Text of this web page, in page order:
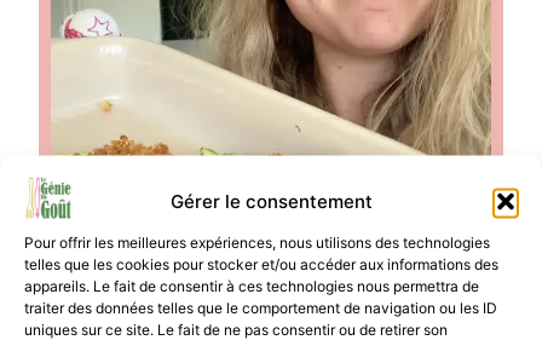
Gérer le consentement
Pour offrir les meilleures expériences, nous utilisons des technologies
telles que les cookies pour stocker et/ou accéder aux informations des
appareils. Le fait de consentir à ces technologies nous permettra de
traiter des données telles que le comportement de navigation ou les ID
uniques sur ce site. Le fait de ne pas consentir ou de retirer son